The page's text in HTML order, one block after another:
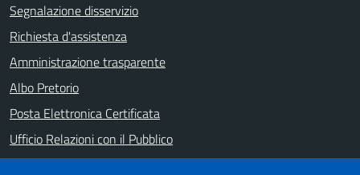
Segnalazione disservizio
Richiesta d'assistenza
Amministrazione trasparente
Albo Pretorio
Posta Elettronica Certificata
Ufficio Relazioni con il Pubblico
Note legali